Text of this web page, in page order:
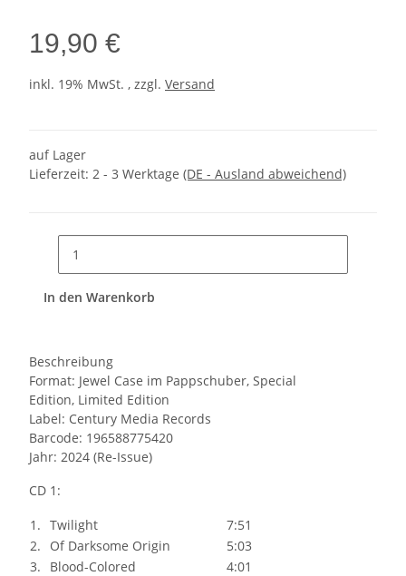
19,90 €
inkl. 19% MwSt. , zzgl. Versand
auf Lager
Lieferzeit: 2 - 3 Werktage (DE - Ausland abweichend)
In den Warenkorb
Beschreibung
Format: Jewel Case im Pappschuber, Special
Edition, Limited Edition
Label: Century Media Records
Barcode: 196588775420
Jahr: 2024 (Re-Issue)
CD 1:
1. Twilight
7:51
2.
Of Darksome Origin
5:03
3.
Blood-Colored
4:01